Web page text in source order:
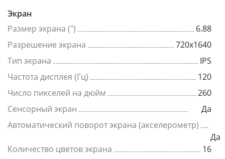
Экран
Размер экрана (")
6.88
Разрешение экрана
720x1640
Тип экрана
IPS
Частота дисплея (Гц)
120
Число пикселей на дюйм
260
Сенсорный экран
Да
Автоматический поворот экрана (акселерометр)
Да
Количество цветов экрана
16